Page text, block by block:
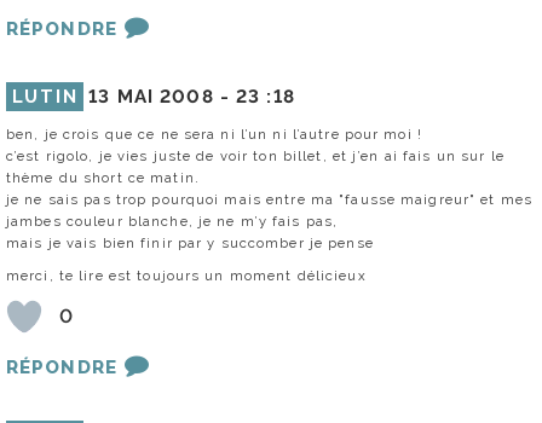
RÉPONDRE
LUTIN 13 MAI 2008 -23 :18
ben, je crois que ce ne sera ni l’un ni l’autre pour moi !
c’est rigolo, je vies juste de voir ton billet, et j’en ai fais un sur le
thème du short ce matin.
je ne sais pas trop pourquoi mais entre ma "fausse maigreur" et mes
jambes couleur blanche, je ne m’y fais pas,
mais je vais bien finir par y succomber je pense
merci, te lire est toujours un moment délicieux
0
RÉPONDRE